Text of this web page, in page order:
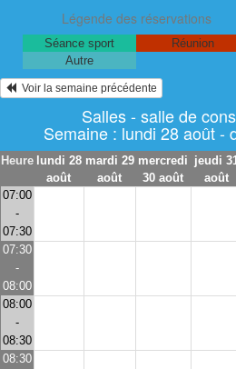
Légende des réservations
Séance sport
Réunion
Autre
  Voir la semaine précédente
Salles - salle de
Semaine : lundi 28 août -
Heure lundi 28
août
mardi 29
août
mercredi
30 août
jeudi
août
07:00
-
07:30
07:30
-
08:00
08:00
-
08:30
08:30